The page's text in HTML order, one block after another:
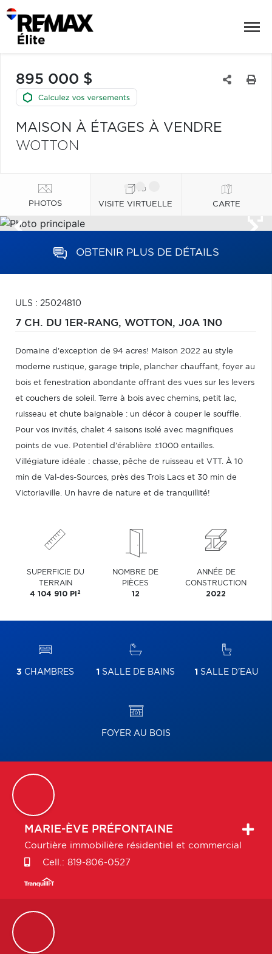
895 000 $
MAISON À ÉTAGES À VENDRE
WOTTON
PHOTOS VISITE VIRTUELLE CARTE
OBTENIR PLUS DE DÉTAILS
ULS : 25024810
7 CH. DU 1ER-RANG, WOTTON, J0A 1N0
Domaine d'exception de 94 acres! Maison 2022 au style
moderne rustique, garage triple, plancher chauffant, foyer au
bois et fenestration abondante offrant des vues sur les levers
et couchers de soleil. Terre à bois avec chemins, petit lac,
ruisseau et chute baignable : un décor à couper le souffle.
Pour vos invités, chalet 4 saisons isolé avec magnifiques
points de vue. Potentiel d'érablière ±1000 entailles.
Villégiature idéale : chasse, pêche de ruisseau et VTT. À 10
min de Val-des-Sources, près des Trois Lacs et 30 min de
Victoriaville. Un havre de nature et de tranquillité!
SUPERFICIE DU
TERRAIN
4 104 910 PI 2
NOMBRE DE
PIÈCES
12
ANNÉE DE
CONSTRUCTION
2022
3 CHAMBRES 1 SALLE DE BAINS 1 SALLE D'EAU
FOYER AU BOIS
MARIE-ÈVE PRÉFONTAINE
Courtière immobilière résidentiel et commercial
Cell.: 819-806-0527